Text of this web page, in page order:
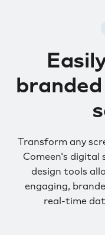
Transform any
Comeen's digital
design tools
engaging,
real-time